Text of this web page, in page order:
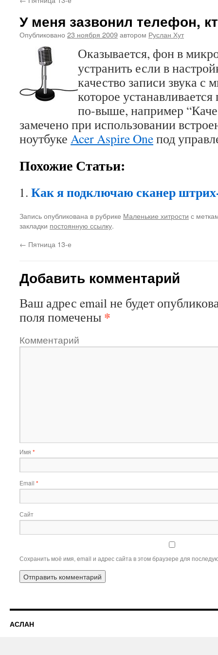
У меня зазвонил телефон,
Опубликовано 23 ноября 2009автором Руслан Хут
Оказывается, фон в
устранить если в
качество записи звука с
которое
по-выше, например
замечено при использовании
ноутбуке Acer Aspire Oneпод
Похожие Статьи:
Как я подключаю сканер
Запись опубликована в рубрике Маленькие хитрости с
закладки постоянную ссылку.
← Пятница 13-е
Добавить комментарий
Ваш адрес email не будет
поля помечены *
Комментарий
Имя *
Email *
Сайт
Сохранить моё имя, email и адрес сайта в этом браузере для
АСЛАН